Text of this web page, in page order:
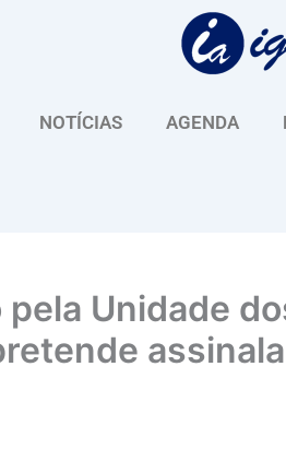
NOTÍCIAS AGENDA
pela Unidade